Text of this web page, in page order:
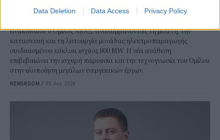
Data Deletion Data Access Privacy Policy
800 MW
ανακοίνωσε ο Όμιλος ΑΒΑΞ, αναλαμβάνοντας τη μελέτη, την
κατασκευή και τη λειτουργία μονάδας ηλεκτροπαραγωγής
συνδυασμένου κύκλου, ισχύος 800 MW. Η νέα ανάθεση
επιβεβαιώνει την ισχυρή παρουσία και την τεχνογνωσία του Ομίλου
στην υλοποίηση μεγάλων ενεργειακών έργων.
NEWSROOM / 05 Αυγ 2026